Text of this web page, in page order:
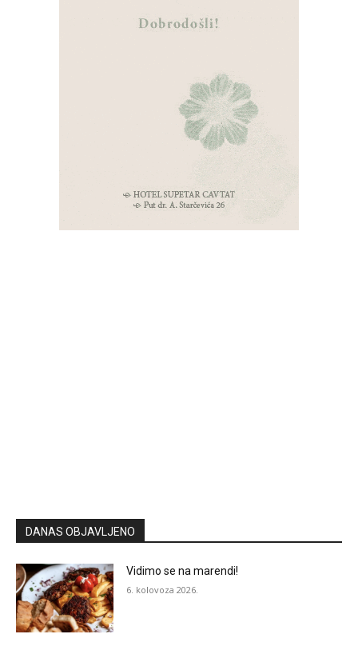
DANAS OBJAVLJENO
Vidimo se na marendi!
6. kolovoza 2026.